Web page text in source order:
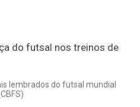
lembrados do futsal mundial